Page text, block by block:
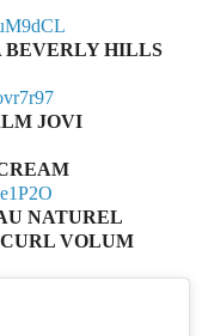
BEVERLY HILLS
JOVI
NATUREL
VOLUM